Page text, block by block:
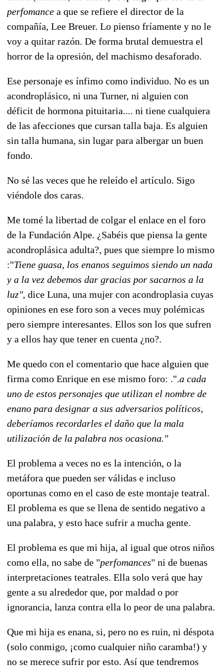
perfomance a que se refiere el director de la
compañía, Lee Breuer. Lo pienso fríamente y no le
voy a quitar razón. De forma brutal demuestra el
horror de la opresión, del machismo desaforado.
Ese personaje es ínfimo como individuo. No es un
acondroplásico, ni una Turner, ni alguien con
déficit de hormona pituitaria.... ni tiene cualquiera
de las afecciones que cursan talla baja. Es alguien
sin talla humana, sin lugar para albergar un buen
fondo.
No sé las veces que he releído el artículo. Sigo
viéndole dos caras.
Me tomé la libertad de colgar el enlace en el foro
de la Fundación Alpe. ¿Sabéis que piensa la gente
acondroplásica adulta?, pues que siempre lo mismo
:"Tiene guasa, los enanos seguimos siendo un nada
y a la vez debemos dar gracias por sacarnos a la
luz", dice Luna, una mujer con acondroplasia cuyas
opiniones en ese foro son a veces muy polémicas
pero siempre interesantes. Ellos son los que sufren
y a ellos hay que tener en cuenta ¿no?.
Me quedo con el comentario que hace alguien que
firma como Enrique en ese mismo foro: .".a cada
uno de estos personajes que utilizan el nombre de
enano para designar a sus adversarios políticos,
deberíamos recordarles el daño que la mala
utilización de la palabra nos ocasiona."
El problema a veces no es la intención, o la
metáfora que pueden ser válidas e incluso
oportunas como en el caso de este montaje teatral.
El problema es que se llena de sentido negativo a
una palabra, y esto hace sufrir a mucha gente.
El problema es que mi hija, al igual que otros niños
como ella, no sabe de "perfomances" ni de buenas
interpretaciones teatrales. Ella solo verá que hay
gente a su alrededor que, por maldad o por
ignorancia, lanza contra ella lo peor de una palabra.
Que mi hija es enana, si, pero no es ruin, ni déspota
(solo conmigo, ¡como cualquier niño caramba!) y
no se merece sufrir por esto. Así que tendremos